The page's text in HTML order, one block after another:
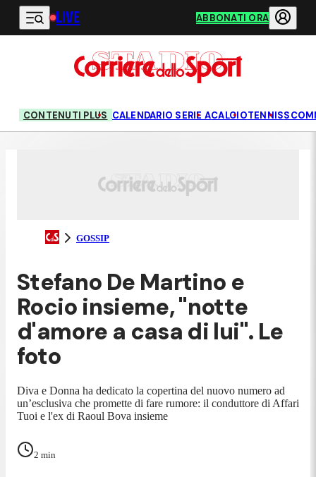
Vai al contenuto principale
LIVE ABBONATI ORA
CONTENUTI PLUS CALENDARIO SERIE ACALCIOTENNIS
GOSSIP
Stefano De Martino e
Rocio insieme, "notte
d'amore a casa di lui". Le
foto
Diva e Donna ha dedicato la copertina del nuovo numero ad
un’esclusiva che promette di fare rumore: il conduttore di Affari
Tuoi e l'ex di Raoul Bova insieme
2 min